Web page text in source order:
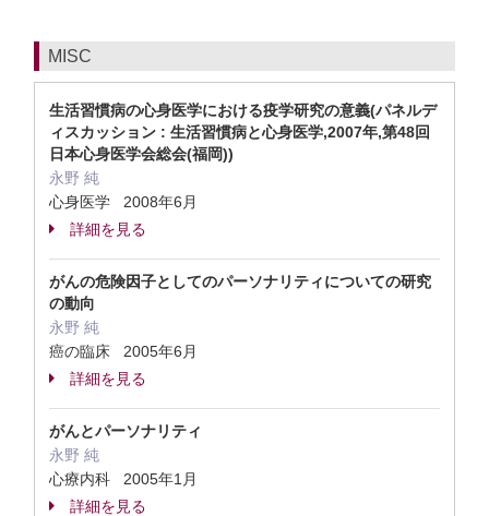
MISC
生活習慣病の心身医学における疫学研究の意義(パネルデ
ィスカッション : 生活習慣病と心身医学,2007年,第48回
日本心身医学会総会(福岡))
永野 純
心身医学 2008年6月
詳細を見る
がんの危険因子としてのパーソナリティについての研究
の動向
永野 純
癌の臨床 2005年6月
詳細を見る
がんとパーソナリティ
永野 純
心療内科 2005年1月
詳細を見る